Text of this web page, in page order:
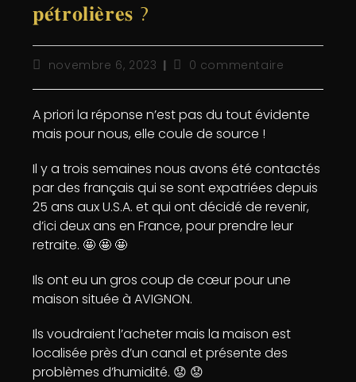
𝐩𝐞́𝐭𝐫𝐨𝐥𝐢𝐞̀𝐫𝐞𝐬 ?
novembre 6, 2023 0 commentaire
A priori la réponse n’est pas du tout évidente
mais pour nous, elle coule de source !
Il y a trois semaines nous avons été contactés
par des français qui se sont expatriées depuis
25 ans aux U.S.A. et qui ont décidé de revenir,
d’ici deux ans en France, pour prendre leur
retraite. 🤩 🤩 🤩
Ils ont eu un gros coup de cœur pour une
maison située à AVIGNON.
Ils voudraient l’acheter mais la maison est
localisée près d’un canal et présente des
problèmes d’humidité. 😟 😟